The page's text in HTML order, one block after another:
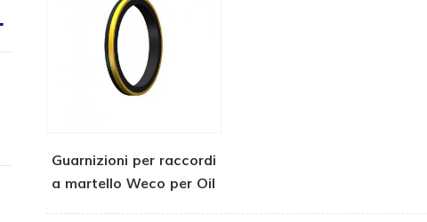
Guarnizioni per raccordi
a martello Weco per Oil